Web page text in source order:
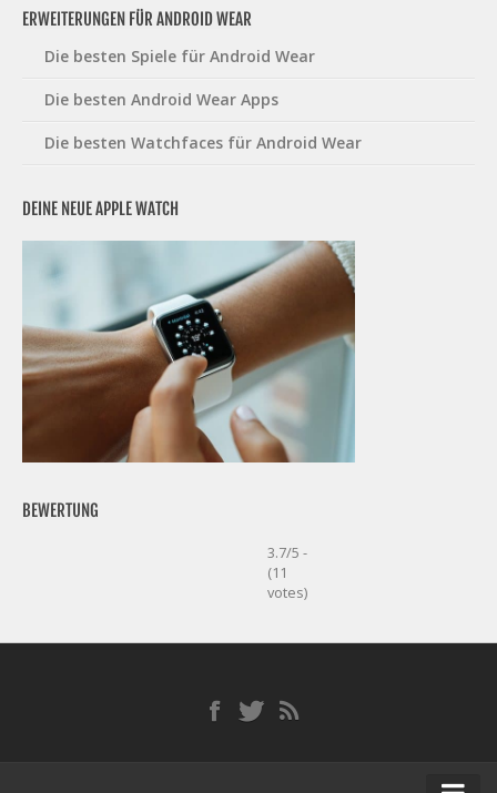
ERWEITERUNGEN FÜR ANDROID WEAR
Die besten Spiele für Android Wear
Die besten Android Wear Apps
Die besten Watchfaces für Android Wear
DEINE NEUE APPLE WATCH
BEWERTUNG
3.7/5 -
(11
votes)